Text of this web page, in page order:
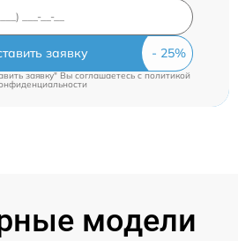
заявку
заявку" Вы соглашаетесь cполитикой
модели